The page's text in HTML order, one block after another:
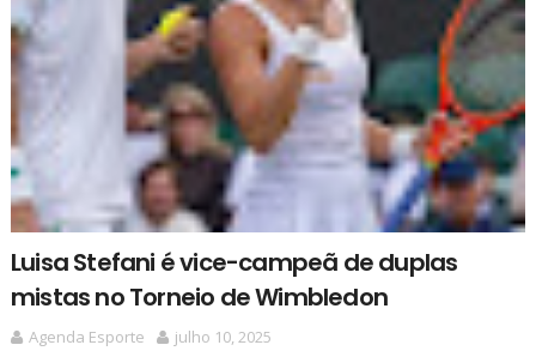
Luisa Stefani é vice-campeã de duplas
mistas no Torneio de Wimbledon
Agenda Esporte
julho 10, 2025